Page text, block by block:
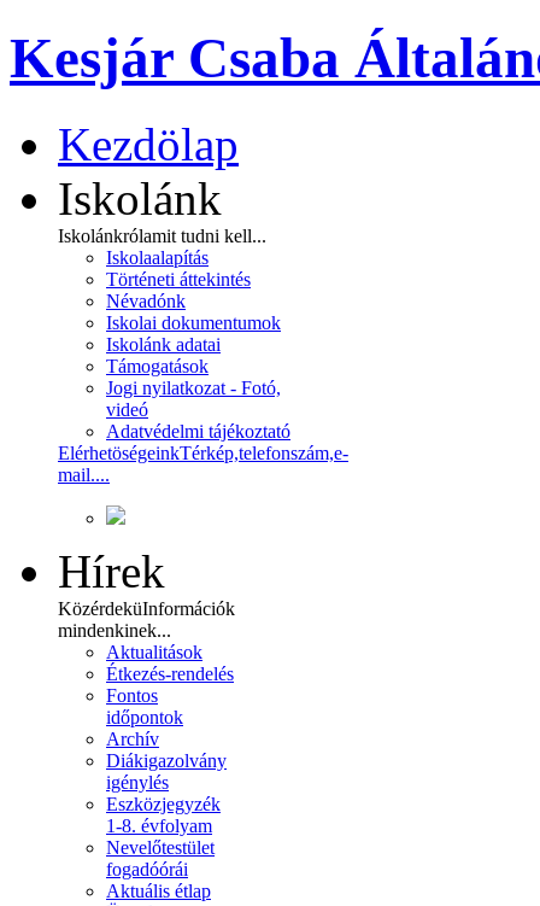
Kesjár Csaba
Kezdölap
Iskolánk
Iskolánkrólamit tudni kell...
Iskolaalapítás
Történeti áttekintés
Névadónk
Iskolai dokumentumok
Iskolánk adatai
Támogatások
Jogi nyilatkozat - Fotó,
videó
Adatvédelmi tájékoztató
ElérhetöségeinkTérkép,telefonszám,e-
mail....
Hírek
KözérdeküInformációk
mindenkinek...
Aktualitások
Étkezés-rendelés
Fontos
időpontok
Archív
Diákigazolvány
igénylés
Eszközjegyzék
1-8. évfolyam
Nevelőtestület
fogadóórái
Aktuális étlap